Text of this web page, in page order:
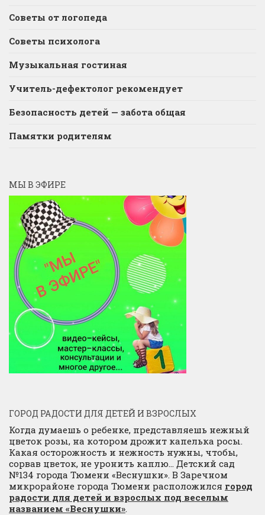
Советы от логопеда
Советы психолога
Музыкальная гостиная
Учитель-дефектолог рекомендует
Безопасность детей — забота общая
Памятки родителям
МЫ В ЭФИРЕ
ГОРОД РАДОСТИ ДЛЯ ДЕТЕЙ И ВЗРОСЛЫХ
Когда думаешь о ребенке, представляешь нежный
цветок розы, на котором дрожит капелька росы.
Какая осторожность и нежность нужны, чтобы,
сорвав цветок, не уронить каплю… Детский сад
№134 города Тюмени «Веснушки». В Заречном
микрорайоне города Тюмени расположился город
радости для детей и взрослых под веселым
названием «Веснушки».